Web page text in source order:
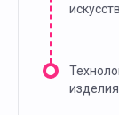
изделия